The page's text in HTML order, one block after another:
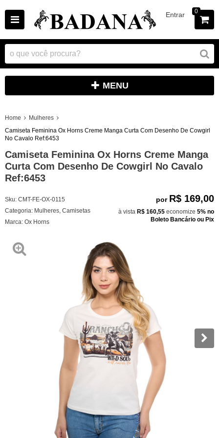
Entrar 0
MENU
Home
Mulheres
Camiseta Feminina Ox Horns Creme Manga Curta Com Desenho De Cowgirl
No Cavalo Ref:6453
Camiseta Feminina Ox Horns Creme Manga
Curta Com Desenho De Cowgirl No Cavalo
Ref:6453
Sku: CMT-FE-OX-0115
Categoria: Mulheres Camisetas
Marca: Ox Horns
por R$ 169,00
à vista R$ 160,55 economize 5% no
Boleto Bancário ou Pix